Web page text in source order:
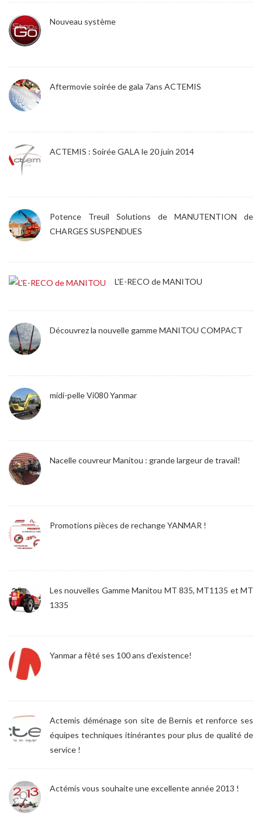
Nouveau système
Aftermovie soirée de gala 7ans ACTEMIS
ACTEMIS : Soirée GALA le 20 juin 2014
Potence Treuil Solutions de MANUTENTION de
CHARGES SUSPENDUES
L'E-RECO de MANITOU
Découvrez la nouvelle gamme MANITOU COMPACT
midi-pelle Vi080 Yanmar
Nacelle couvreur Manitou : grande largeur de travail!
Promotions pièces de rechange YANMAR !
Les nouvelles Gamme Manitou MT 835, MT1135 et MT
1335
Yanmar a fêté ses 100 ans d'existence!
Actemis déménage son site de Bernis et renforce ses
équipes techniques itinérantes pour plus de qualité de
service !
Actémis vous souhaite une excellente année 2013 !